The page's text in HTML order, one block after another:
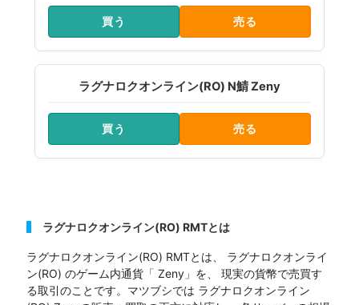
買う 売る
ラグナロクオンライン(RO) N鯖 Zeny
買う 売る
ラグナロクオンライン(RO) RMTとは
ラグナロクオンライン(RO) RMTとは、 ラグナロクオンライ
ン(RO) のゲーム内通貨「 Zeny」を、 現実の貨幣で売買す
る取引のことです。マツブシでは ラグナロクオンライン